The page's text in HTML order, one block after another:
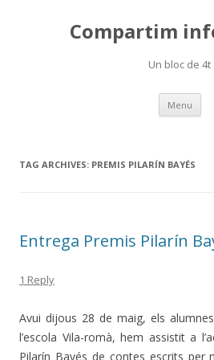
Compartim
Un bloc de 4t
Menu Skip
TAG ARCHIVES: PREMIS PILARÍN BAYÉS
Entrega Premis Pilarín
1 Reply
Avui dijous 28 de maig, els
l’escola Vila-romà, hem assistit a
Pilarín Bayés de contes escrits per